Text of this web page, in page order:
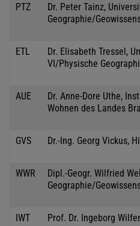
PTZ
Dr. Peter Tainz,
Geographie/
ETL
Dr. Elisabeth Tressel,
VI/Physische
AUE
Dr. Anne-Dore Uthe,
Wohnen des Landes
GVS Dr.-Ing. Georg Vickus,
WWR
Dipl.-Geogr. Wilfried
Geographie/
IWT
Prof. Dr. Ingeborg